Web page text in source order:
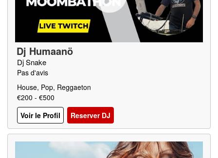
Dj Humaanö
Dj Snake
Pas d'avis
House, Pop, Reggaeton
€200 - €500
Voir le Profil
Reserver DJ